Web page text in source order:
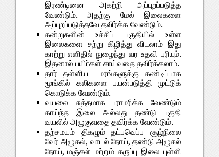
இரண்டினை அகற்றி அப்புறப்படுத்த
வேண்டும். அதற்கு மேல் இலைகளை
அப்புறப்படுத்தவே தவிர்க்க வேண்டும்.
கன்றுகளின் உச்சிப் பகுதியில் உள்ள
இலைகளை சற்று கிழித்து விடலாம் இது
காற்று எளிதில் நுழைந்து வர உதவி புரியும்.
இதனால் பயிர்கள் சாய்வதை தவிர்க்கலாம்.
தார் தள்ளிய மரங்களுக்கு கண்டிப்பாக
மூங்கில் கலிகளை பயன்படுத்தி முட்டுக்
கொடுக்க வேண்டும்.
வயலை சுத்தமாக பராமரிக்க வேண்டும்
காய்ந்த இலை அல்லது தண்டு பகுதி
வயலில் அழுகுவதை தவிர்க்க வேண்டும்.
தற்சமயம் திகழும் தட்பவெப்ப சூழ்நிலை
வேர் அழுகல், வாடல் நோய், தண்டு அழுகல்
நோய், மஞ்சள் மற்றும் கருப்பு இலை புள்ளி